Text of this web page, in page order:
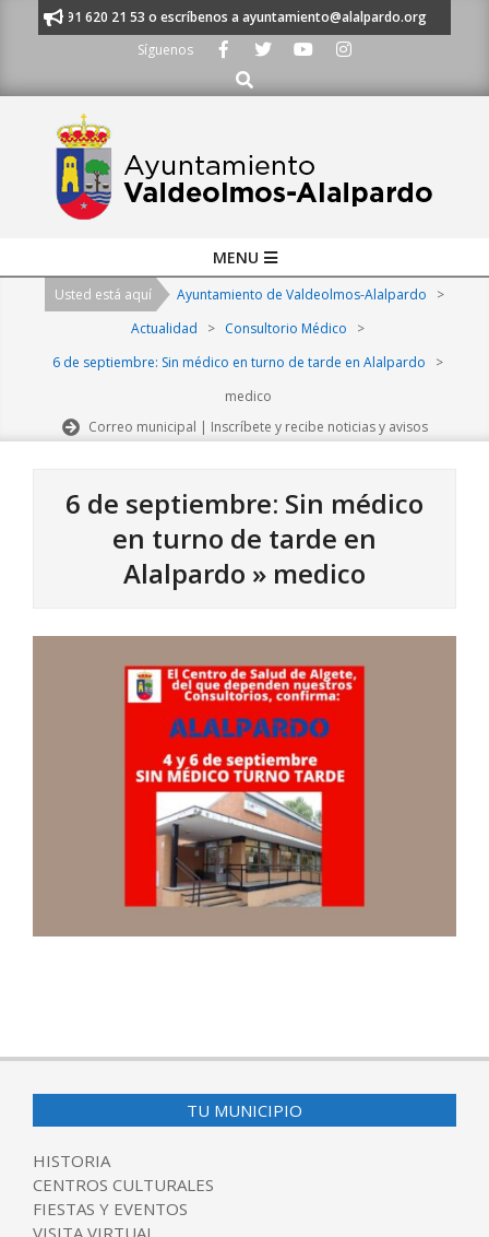
al 91 620 21 53 o escríbenos a ayuntamiento@alalpardo.org
Síguenos
Buscar
Navigation
MENU
Usted está aquí Ayuntamiento de Valdeolmos-Alalpardo
>
Actualidad
> Consultorio Médico
>
6 de septiembre: Sin médico en turno de tarde en Alalpardo
>
medico
Correo municipal | Inscríbete y recibe noticias y avisos
6 de septiembre: Sin médico
en turno de tarde en
Alalpardo » medico
TU MUNICIPIO
HISTORIA
CENTROS CULTURALES
FIESTAS Y EVENTOS
VISITA VIRTUAL